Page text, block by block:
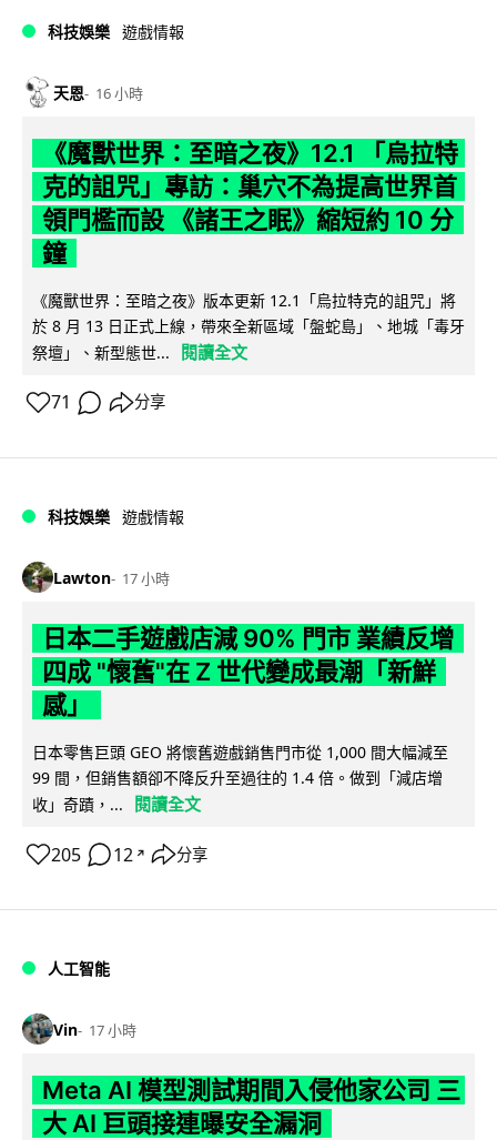
科技娛樂 遊戲情報
天恩 16 小時
《魔獸世界：至暗之夜》12.1 「烏拉特
克的詛咒」專訪：巢穴不為提高世界首
領門檻而設 《諸王之眠》縮短約 10 分
鐘
《魔獸世界：至暗之夜》版本更新 12.1「烏拉特克的詛咒」將
於 8 月 13 日正式上線，帶來全新區域「盤蛇島」、地城「毒牙
祭壇」、新型態世...
閱讀全文
71 分享
科技娛樂 遊戲情報
Lawton 17 小時
日本二手遊戲店減 90% 門市 業績反增
四成 "懷舊"在 Z 世代變成最潮「新鮮
感」
日本零售巨頭 GEO 將懷舊遊戲銷售門市從 1,000 間大幅減至
99 間，但銷售額卻不降反升至過往的 1.4 倍。做到「減店增
收」奇蹟，...
閱讀全文
205 12 ↗ 分享
人工智能
Vin 17 小時
Meta AI 模型測試期間入侵他家公司 三
大 AI 巨頭接連曝安全漏洞